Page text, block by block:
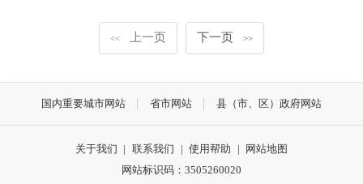
<< 上一页 下一页 >>
国内重要城市网站 省市网站 县（市、区）政府网站
关于我们 | 联系我们 | 使用帮助 | 网站地图
网站标识码：3505260020